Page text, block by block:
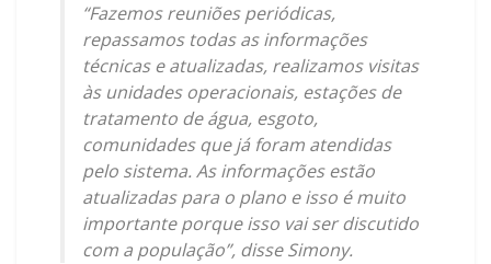
“Fazemos reuniões periódicas,
repassamos todas as informações
técnicas e atualizadas, realizamos visitas
às unidades operacionais, estações de
tratamento de água, esgoto,
comunidades que já foram atendidas
pelo sistema. As informações estão
atualizadas para o plano e isso é muito
importante porque isso vai ser discutido
com a população”, disse Simony.